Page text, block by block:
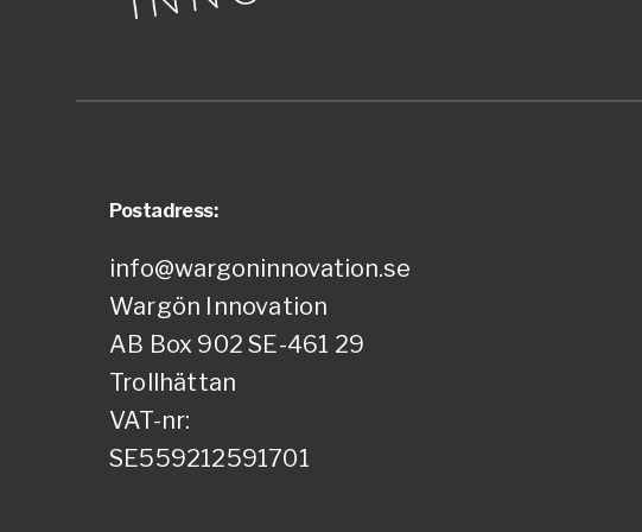
Postadress:
info@wargoninnovation.se
Wargön Innovation
AB Box 902 SE-461 29
Trollhättan
VAT-nr:
SE559212591701